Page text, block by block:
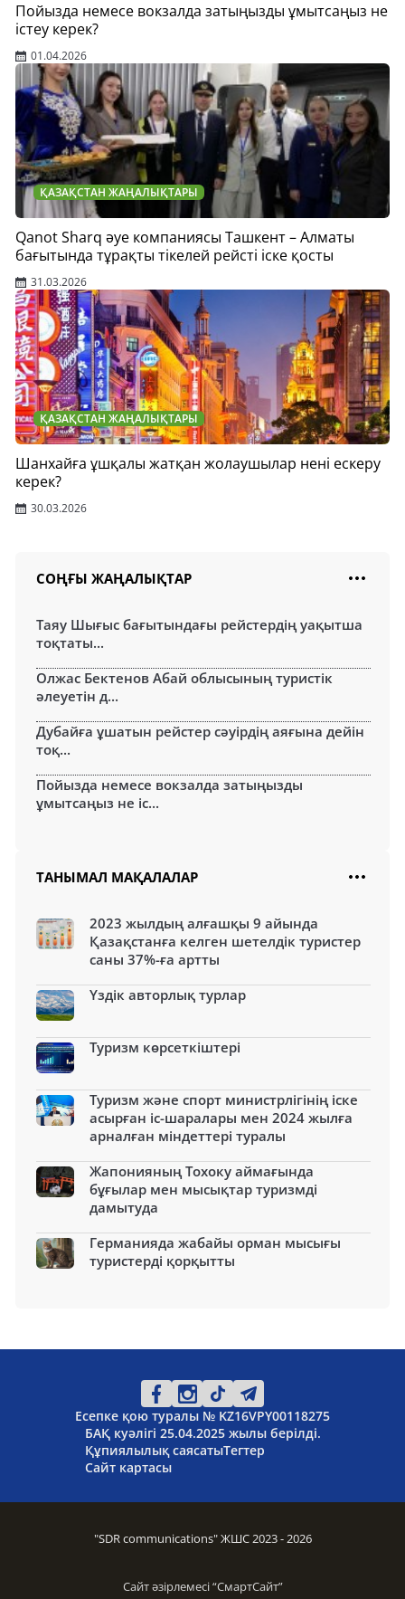
Пойызда немесе вокзалда затыңызды ұмытсаңыз не
істеу керек?
01.04.2026
ҚАЗАҚСТАН ЖАҢАЛЫҚТАРЫ
Qanot Sharq әуе компаниясы Ташкент – Алматы
бағытында тұрақты тікелей рейсті іске қосты
31.03.2026
ҚАЗАҚСТАН ЖАҢАЛЫҚТАРЫ
Шанхайға ұшқалы жатқан жолаушылар нені ескеру
керек?
30.03.2026
СОҢҒЫ ЖАҢАЛЫҚТАР
Таяу Шығыс бағытындағы рейстердің уақытша
тоқтаты...
Олжас Бектенов Абай облысының туристік
әлеуетін д...
Дубайға ұшатын рейстер сәуірдің аяғына дейін
тоқ...
Пойызда немесе вокзалда затыңызды
ұмытсаңыз не іс...
ТАНЫМАЛ МАҚАЛАЛАР
2023 жылдың алғашқы 9 айында
Қазақстанға келген шетелдік туристер
саны 37%-ға артты
Үздік авторлық турлар
Туризм көрсеткіштері
Туризм және спорт министрлігінің іске
асырған іс-шаралары мен 2024 жылға
арналған міндеттері туралы
Жапонияның Тохоку аймағында
бұғылар мен мысықтар туризмді
дамытуда
Германияда жабайы орман мысығы
туристерді қорқытты
Есепке қою туралы № KZ16VPY00118275
БАҚ куәлігі 25.04.2025 жылы берілді.
Құпиялылық саясатыТегтер
Сайт картасы
"SDR communications" ЖШС 2023 - 2026
Сайт әзірлемесі “СмартСайт”